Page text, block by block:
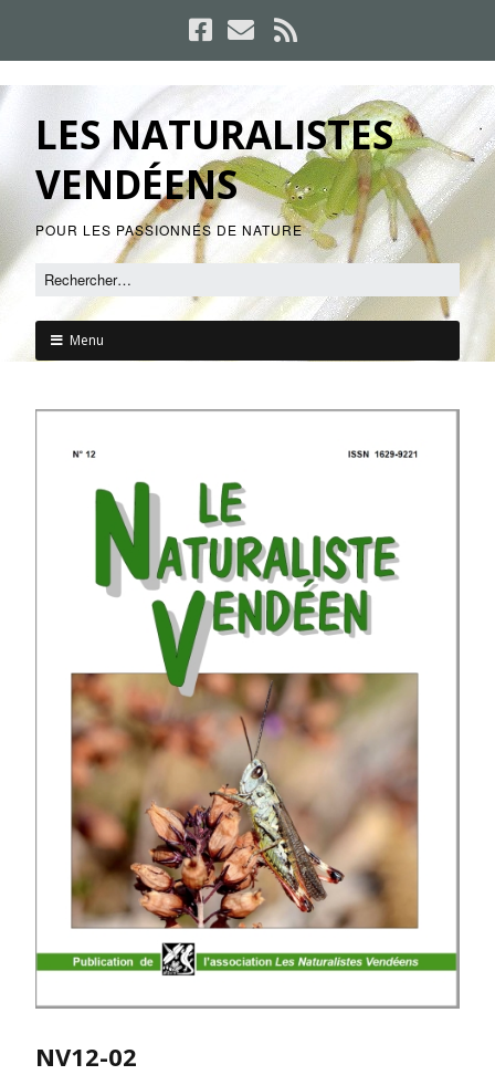
LES NATURALISTES
VENDÉENS
POUR LES PASSIONNÉS DE NATURE
Menu
NV12-02